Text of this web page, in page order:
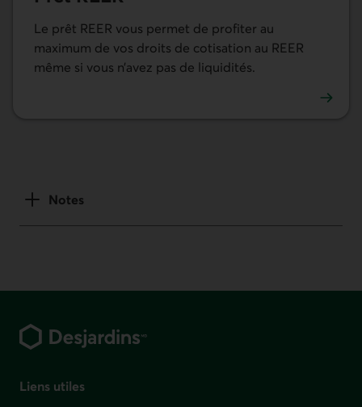
Le prêt REER vous permet de profiter au
maximum de vos droits de cotisation au REER
même si vous n’avez pas de liquidités.
Notes
Liens utiles